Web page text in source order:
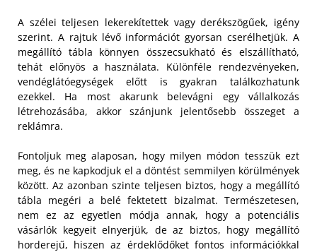
A szélei teljesen lekerekítettek vagy derékszögűek, igény
szerint. A rajtuk lévő információt gyorsan cserélhetjük. A
megállító tábla könnyen összecsukható és elszállítható,
tehát előnyös a használata. Különféle rendezvényeken,
vendéglátóegységek előtt is gyakran találkozhatunk
ezekkel. Ha most akarunk belevágni egy vállalkozás
létrehozásába, akkor szánjunk jelentősebb összeget a
reklámra.
Fontoljuk meg alaposan, hogy milyen módon tesszük ezt
meg, és ne kapkodjuk el a döntést semmilyen körülmények
között. Az azonban szinte teljesen biztos, hogy a megállító
tábla megéri a belé fektetett bizalmat. Természetesen,
nem ez az egyetlen módja annak, hogy a potenciális
vásárlók kegyeit elnyerjük, de az biztos, hogy megállító
horderejű, hiszen az érdeklődőket fontos információkkal